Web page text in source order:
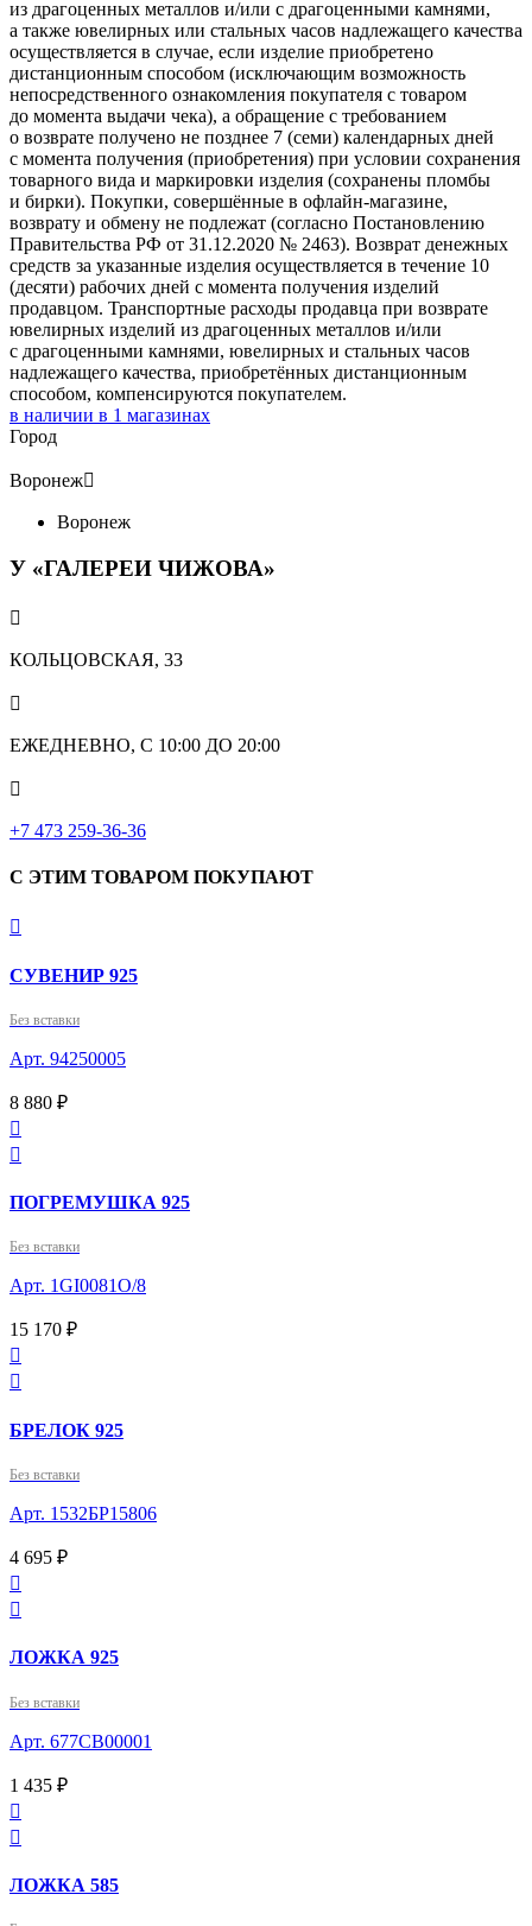
из драгоценных металлов и/или с драгоценными камнями,
а также ювелирных или стальных часов надлежащего качества
осуществляется в случае, если изделие приобретено
дистанционным способом (исключающим возможность
непосредственного ознакомления покупателя с товаром
до момента выдачи чека), а обращение с требованием
о возврате получено не позднее 7 (семи) календарных дней
с момента получения (приобретения) при условии сохранения
товарного вида и маркировки изделия (сохранены пломбы
и бирки). Покупки, совершённые в офлайн-магазине,
возврату и обмену не подлежат (согласно Постановлению
Правительства РФ от 31.12.2020 № 2463). Возврат денежных
средств за указанные изделия осуществляется в течение 10
(десяти) рабочих дней с момента получения изделий
продавцом. Транспортные расходы продавца при возврате
ювелирных изделий из драгоценных металлов и/или
с драгоценными камнями, ювелирных и стальных часов
надлежащего качества, приобретённых дистанционным
способом, компенсируются покупателем.
в наличии в 1 магазинах
Город
Воронеж
Воронеж
У «ГАЛЕРЕИ ЧИЖОВА»

КОЛЬЦОВСКАЯ, 33

ЕЖЕДНЕВНО, С 10:00 ДО 20:00

‎+7 473 259-36-36
С ЭТИМ ТОВАРОМ ПОКУПАЮТ

СУВЕНИР 925
Без вставки
Арт. 94250005
8 880 ₽


ПОГРЕМУШКА 925
Без вставки
Арт. 1GI0081О/8
15 170 ₽


БРЕЛОК 925
Без вставки
Арт. 1532БР15806
4 695 ₽


ЛОЖКА 925
Без вставки
Арт. 677СВ00001
1 435 ₽


ЛОЖКА 585